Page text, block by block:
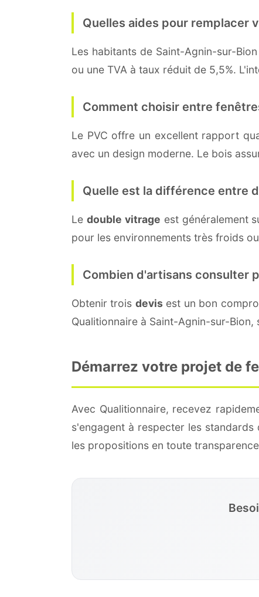
Quelles aides pour remplacer
Les habitants de Saint-Agnin-sur-
ou une TVA à taux réduit de 5,5%.
Comment choisir entre
Le PVC offre un excellent rapport
avec un design moderne. Le bois
Quelle est la différence entre
Le double vitrage est généralement
pour les environnements très froids
Combien d'artisans consulter
Obtenir trois devisest un bon
Qualitionnaire à Saint-Agnin-sur-
Démarrez votre projet de
Avec Qualitionnaire, recevez
s'engagent à respecter les
les propositions en toute